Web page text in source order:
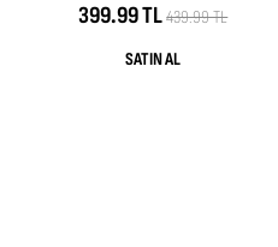
399.99 TL439.99 TL